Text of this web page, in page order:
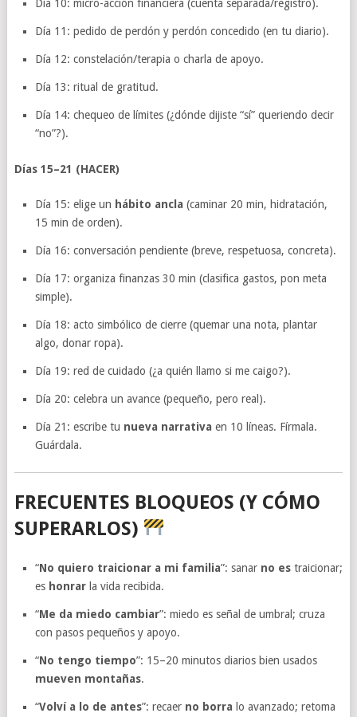
Día 10: micro-acción financiera (cuenta separada/registro).
Día 11: pedido de perdón y perdón concedido (en tu diario).
Día 12: constelación/terapia o charla de apoyo.
Día 13: ritual de gratitud.
Día 14: chequeo de límites (¿dónde dijiste “sí” queriendo decir
“no”?).
Días 15–21 (HACER)
Día 15: elige un hábito ancla (caminar 20 min, hidratación,
15 min de orden).
Día 16: conversación pendiente (breve, respetuosa, concreta).
Día 17: organiza finanzas 30 min (clasifica gastos, pon meta
simple).
Día 18: acto simbólico de cierre (quemar una nota, plantar
algo, donar ropa).
Día 19: red de cuidado (¿a quién llamo si me caigo?).
Día 20: celebra un avance (pequeño, pero real).
Día 21: escribe tu nueva narrativa en 10 líneas. Fírmala.
Guárdala.
FRECUENTES BLOQUEOS (Y CÓMO
SUPERARLOS)
“No quiero traicionar a mi familia”: sanar no es traicionar;
es honrar la vida recibida.
“Me da miedo cambiar”: miedo es señal de umbral; cruza
con pasos pequeños y apoyo.
“No tengo tiempo”: 15–20 minutos diarios bien usados
mueven montañas.
“Volví a lo de antes”: recaer no borra lo avanzado; retoma